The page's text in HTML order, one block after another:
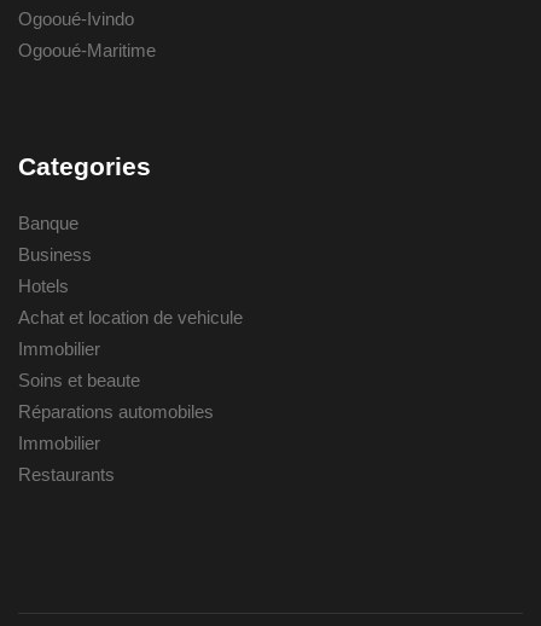
Ogooué-Ivindo
Ogooué-Maritime
Categories
Banque
Business
Hotels
Achat et location de vehicule
Immobilier
Soins et beaute
Réparations automobiles
Immobilier
Restaurants